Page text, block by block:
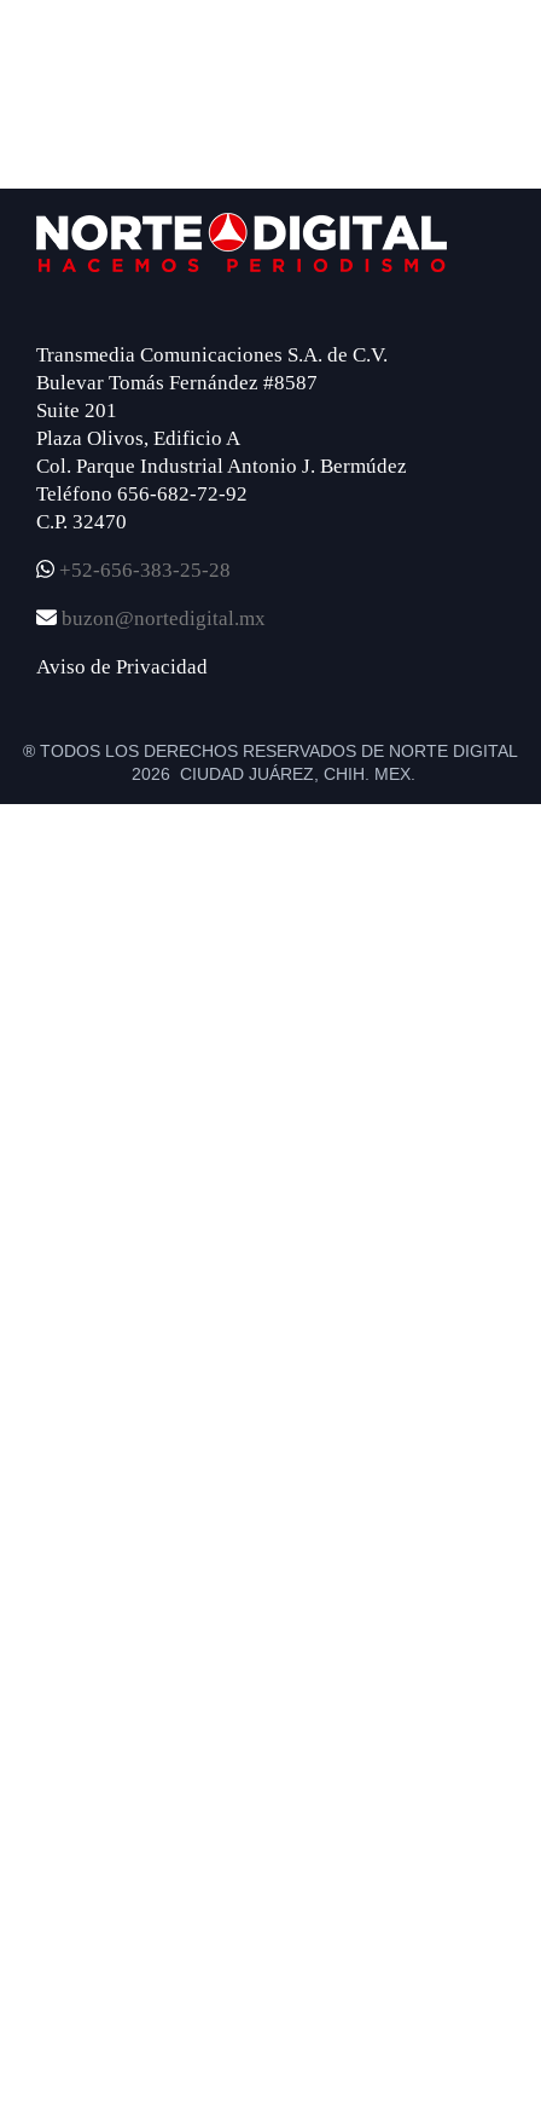
Footer
Transmedia Comunicaciones S.A. de C.V.
Bulevar Tomás Fernández #8587
Suite 201
Plaza Olivos, Edificio A
Col. Parque Industrial Antonio J. Bermúdez
Teléfono 656-682-72-92
C.P. 32470
+52-656-383-25-28
buzon@nortedigital.mx
Aviso de Privacidad
® TODOS LOS DERECHOS RESERVADOS DE NORTE DIGITAL
2026 CIUDAD JUÁREZ, CHIH. MEX.